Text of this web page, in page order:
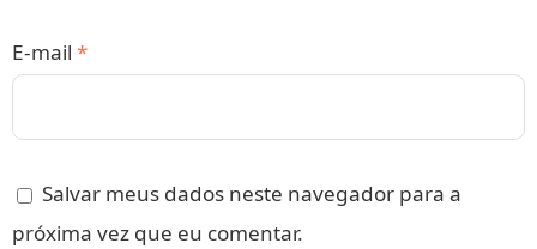
E-mail *
Salvar meus dados neste navegador para a
próxima vez que eu comentar.